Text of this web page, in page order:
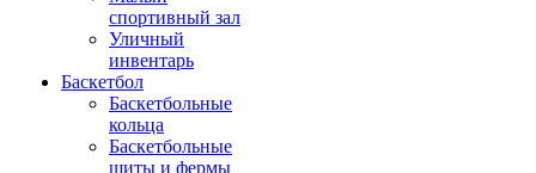
спортивный зал
Уличный
инвентарь
Баскетбол
Баскетбольные
кольца
Баскетбольные
щиты и фермы